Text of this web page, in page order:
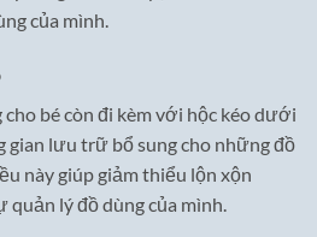
của mình.
bé còn đi kèm với hộc kéo dưới
gian lưu trữ bổ sung cho những đồ
này giúp giảm thiểu lộn xộn
quản lý đồ dùng của mình.